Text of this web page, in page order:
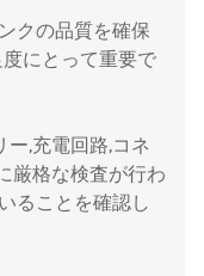
クの品質を確保
にとって重要で
ー,充電回路,コネ
厳格な検査が行わ
ることを確認し